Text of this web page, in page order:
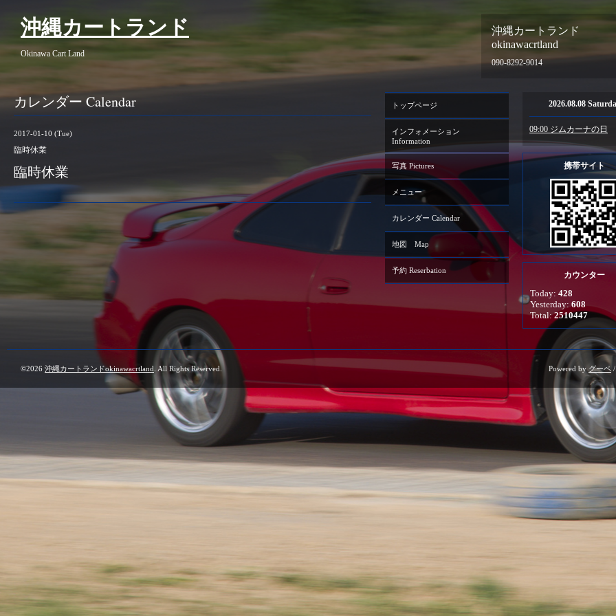
沖縄カートランド
okinawacrtland
090-8292-9014
沖縄カートランド
Okinawa Cart Land
カレンダー Calendar
2017-01-10 (Tue)
臨時休業
臨時休業
トップページ
インフォメーション
Information
写真 Pictures
メニュー
カレンダー Calendar
地図 Map
予約 Reserbation
2026.08.08
09:00 ジムカーナの日
携帯サイト
カウンター
Today: 428
Yesterday: 608
Total:2510447
©2026 沖縄カートランドokinawacrtland . All Rights Reserved. Powered by グーペ